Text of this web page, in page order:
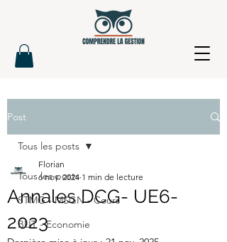
Post
Tous les posts
STMG - MSGN - Cours
BUT - Economie
Tous les posts
Annales DCG- UE6-
2023
Florian
6 nov. 2024 1 min de lecture